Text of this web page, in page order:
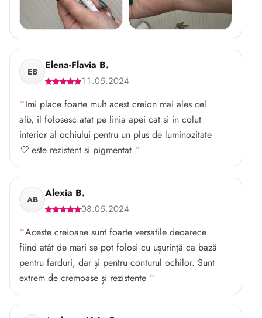
EB Elena-Flavia B.
11.05.2024
Imi place foarte mult acest creion mai ales cel
alb, il folosesc atat pe linia apei cat si in colut
interior al ochiului pentru un plus de luminozitate
🤍 este rezistent si pigmentat
AB Alexia B.
08.05.2024
Aceste creioane sunt foarte versatile deoarece
fiind atât de mari se pot folosi cu ușurință ca bază
pentru farduri, dar și pentru conturul ochilor. Sunt
extrem de cremoase și rezistente